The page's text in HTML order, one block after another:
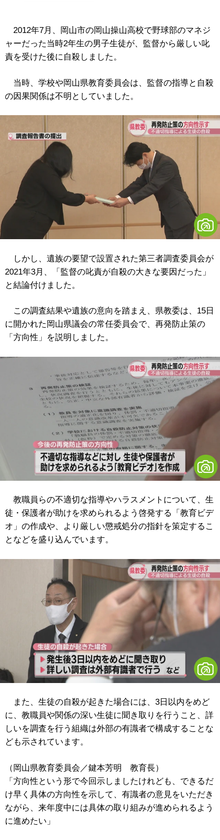
2012年7月、岡山市の岡山操山高校で野球部のマネジ
ャーだった当時2年生の男子生徒が、監督から厳しい叱
責を受けた後に自殺しました。
当時、学校や岡山県教育委員会は、監督の指導と自殺
の因果関係は不明としていました。
しかし、遺族の要望で設置された第三者調査委員会が
2021年3月、「監督の叱責が自殺の大きな要因だった」
と結論付けました。
この調査結果や遺族の意向を踏まえ、県教委は、15日
に開かれた岡山県議会の常任委員会で、再発防止策の
「方向性」を説明しました。
教職員らの不適切な指導やハラスメントについて、生
徒・保護者が助けを求められるよう啓発する「教育ビデ
オ」の作成や、より厳しい懲戒処分の指針を策定するこ
となどを盛り込んでいます。
また、生徒の自殺が起きた場合には、3日以内をめど
に、教職員や関係の深い生徒に聞き取りを行うこと、詳
しいを調査を行う組織は外部の有識者で構成することな
ども示されています。
（岡山県教育委員会／鍵本芳明 教育長）
「方向性という形で今回示しましたけれども、できるだ
け早く具体の方向性を示して、有識者の意見をいただき
ながら、来年度中には具体の取り組みが進められるよう
に進めたい」